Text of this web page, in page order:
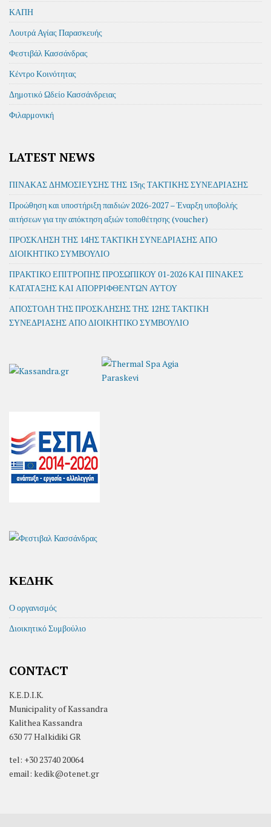
ΚΑΠΗ
Λουτρά Αγίας Παρασκευής
Φεστιβάλ Κασσάνδρας
Κέντρο Κοινότητας
Δημοτικό Ωδείο Κασσάνδρειας
Φιλαρμονική
LATEST NEWS
ΠΙΝΑΚΑΣ ΔΗΜΟΣΙΕΥΣΗΣ ΤΗΣ 13ης ΤΑΚΤΙΚΗΣ ΣΥΝΕΔΡΙΑΣΗΣ
Προώθηση και υποστήριξη παιδιών 2026-2027 – Έναρξη υποβολής
αιτήσεων για την απόκτηση αξιών τοποθέτησης (voucher)
ΠΡΟΣΚΛΗΣΗ ΤΗΣ 14ΗΣ ΤΑΚΤΙΚΗ ΣΥΝΕΔΡΙΑΣΗΣ ΑΠΟ
ΔΙΟΙΚΗΤΙΚΟ ΣΥΜΒΟΥΛΙΟ
ΠΡΑΚΤΙΚΟ ΕΠΙΤΡΟΠΗΣ ΠΡΟΣΩΠΙΚΟΥ 01-2026 ΚΑΙ ΠΙΝΑΚΕΣ
ΚΑΤΑΤΑΞΗΣ ΚΑΙ ΑΠΟΡΡΙΦΘΕΝΤΩΝ ΑΥΤΟΥ
ΑΠΟΣΤΟΛΗ ΤΗΣ ΠΡΟΣΚΛΗΣΗΣ ΤΗΣ 12ΗΣ ΤΑΚΤΙΚΗ
ΣΥΝΕΔΡΙΑΣΗΣ ΑΠΟ ΔΙΟΙΚΗΤΙΚΟ ΣΥΜΒΟΥΛΙΟ
ΚΕΔΗΚ
Ο οργανισμός
Διοικητικό Συμβούλιο
CONTACT
K.E.D.I.K.
Municipality of Kassandra
Kalithea Kassandra
630 77 Halkidiki GR
tel: +30 23740 20064
email: kedik@otenet.gr